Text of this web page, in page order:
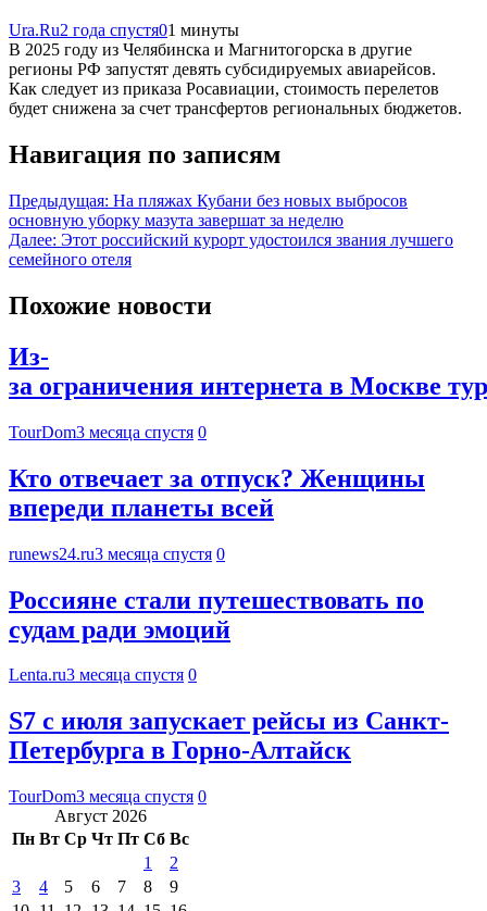
Ura.Ru2 года спустя01 минуты
В 2025 году из Челябинска и Магнитогорска в другие
регионы РФ запустят девять субсидируемых авиарейсов.
Как следует из приказа Росавиации, стоимость перелетов
будет снижена за счет трансфертов региональных бюджетов.
Навигация по записям
Предыдущая: На пляжах Кубани без новых выбросов
основную уборку мазута завершат за неделю
Далее: Этот российский курорт удостоился звания лучшего
семейного отеля
Похожие новости
Из-
за ограничения интернета в Москве
TourDom3 месяца спустя 0
Кто отвечает за отпуск? Женщины
впереди планеты всей
runews24.ru3 месяца спустя 0
Россияне стали путешествовать по
судам ради эмоций
Lenta.ru3 месяца спустя 0
S7 с июля запускает рейсы из Санкт-
Петербурга в Горно-Алтайск
TourDom3 месяца спустя 0
Август 2026
Пн Вт Ср Чт Пт Сб Вс
1
2
3
4 5 6 7 8
9